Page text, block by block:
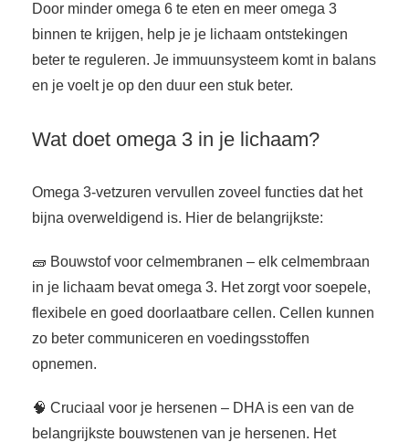
Door minder omega 6 te eten en meer omega 3
binnen te krijgen, help je je lichaam ontstekingen
beter te reguleren. Je immuunsysteem komt in balans
en je voelt je op den duur een stuk beter.
Wat doet omega 3 in je lichaam?
Omega 3-vetzuren vervullen zoveel functies dat het
bijna overweldigend is. Hier de belangrijkste:
🧱 Bouwstof voor celmembranen – elk celmembraan
in je lichaam bevat omega 3. Het zorgt voor soepele,
flexibele en goed doorlaatbare cellen. Cellen kunnen
zo beter communiceren en voedingsstoffen
opnemen.
🧠 Cruciaal voor je hersenen – DHA is een van de
belangrijkste bouwstenen van je hersenen. Het